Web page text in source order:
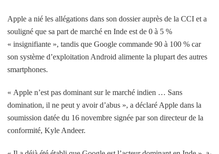
Apple a nié les allégations dans son dossier auprès de la CCI et a
souligné que sa part de marché en Inde est de 0 à 5 %
« insignifiante », tandis que Google commande 90 à 100 % car
son système d’exploitation Android alimente la plupart des autres
smartphones.
« Apple n’est pas dominant sur le marché indien … Sans
domination, il ne peut y avoir d’abus », a déclaré Apple dans la
soumission datée du 16 novembre signée par son directeur de la
conformité, Kyle Andeer.